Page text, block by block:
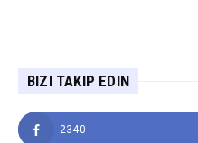
BIZI TAKIP EDIN
2340